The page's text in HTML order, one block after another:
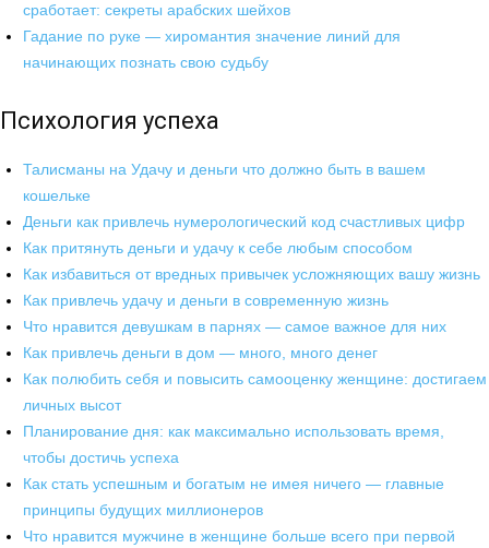
сработает: секреты арабских шейхов
Гадание по руке — хиромантия значение линий для
начинающих познать свою судьбу
Психология успеха
Талисманы на Удачу и деньги что должно быть в вашем
кошельке
Деньги как привлечь нумерологический код счастливых цифр
Как притянуть деньги и удачу к себе любым способом
Как избавиться от вредных привычек усложняющих вашу жизнь
Как привлечь удачу и деньги в современную жизнь
Что нравится девушкам в парнях — самое важное для них
Как привлечь деньги в дом — много, много денег
Как полюбить себя и повысить самооценку женщине: достигаем
личных высот
Планирование дня: как максимально использовать время,
чтобы достичь успеха
Как стать успешным и богатым не имея ничего — главные
принципы будущих миллионеров
Что нравится мужчине в женщине больше всего при первой